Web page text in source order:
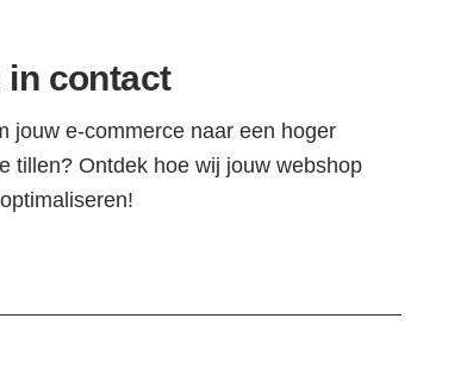
in contact
jouw e-commerce naar een hoger
tillen? Ontdek hoe wij jouw webshop